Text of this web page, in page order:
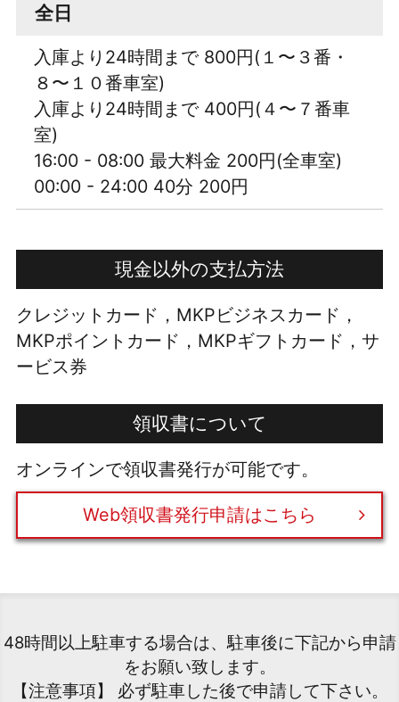
全日
入庫より24時間まで 800円(１〜３番・
８〜１０番車室)
入庫より24時間まで 400円(４〜７番車
室)
16:00 - 08:00 最大料金 200円(全車室)
00:00 - 24:00 40分 200円
現金以外の支払方法
クレジットカード，MKPビジネスカード，
MKPポイントカード，MKPギフトカード，サ
ービス券
領収書について
オンラインで領収書発行が可能です。
Web領収書発行申請はこちら
48時間以上駐車する場合は、駐車後に下記から申請
をお願い致します。
【注意事項】 必ず駐車した後で申請して下さい。